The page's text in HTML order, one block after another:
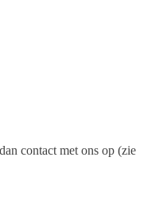
contact met ons op (zie